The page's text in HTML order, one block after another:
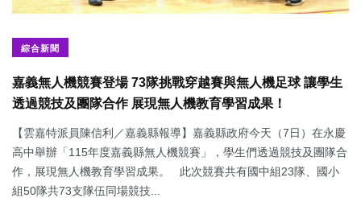
綜合新聞
嘉義無人機競賽登場 73隊挑戰穿越賽與無人機足球 讓學生
透過競技及團隊合作 展現無人機教育學習成果！
【雲嘉特派員陳信利／嘉義縣報導】嘉義縣政府今天（7日）在永慶
高中舉辦「115年度嘉義縣無人機競賽」，學生們透過競技及團隊合
作，展現無人機教育學習成果。 此次競賽共有國中組23隊、國小
組50隊共73支隊伍同場競技...